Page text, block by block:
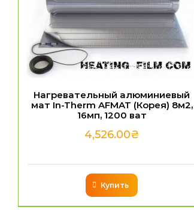
Нагревательный алюминиевый
мат In-Therm AFMAT (Корея) 8м2,
16мп, 1200 ват
4,526.00₴
Купить